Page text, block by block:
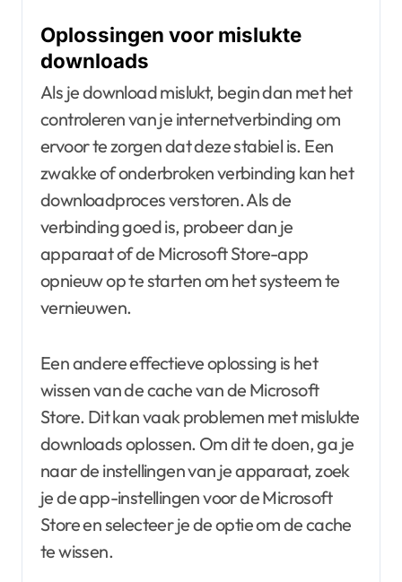
Oplossingen voor mislukte
downloads
Als je download mislukt, begin dan met het
controleren van je internetverbinding om
ervoor te zorgen dat deze stabiel is. Een
zwakke of onderbroken verbinding kan het
downloadproces verstoren. Als de
verbinding goed is, probeer dan je
apparaat of de Microsoft Store-app
opnieuw op te starten om het systeem te
vernieuwen.
Een andere effectieve oplossing is het
wissen van de cache van de Microsoft
Store. Dit kan vaak problemen met mislukte
downloads oplossen. Om dit te doen, ga je
naar de instellingen van je apparaat, zoek
je de app-instellingen voor de Microsoft
Store en selecteer je de optie om de cache
te wissen.